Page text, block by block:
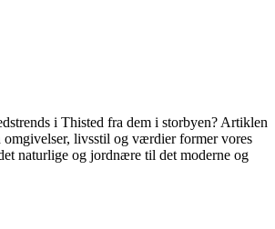
i Thisted fra dem i storbyen? Artiklen
livsstil og værdier former vores
naturlige og jordnære til det moderne og